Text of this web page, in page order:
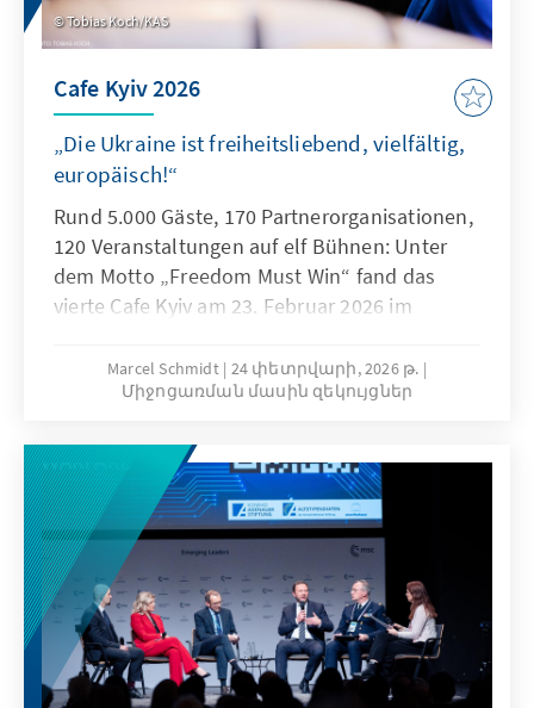
Tobias Koch/KAS
Cafe Kyiv 2026
„Die Ukraine ist freiheitsliebend, vielfältig,
europäisch!“
Rund 5.000 Gäste, 170 Partnerorganisationen,
120 Veranstaltungen auf elf Bühnen: Unter
dem Motto „Freedom Must Win“ fand das
vierte Cafe Kyiv am 23. Februar 2026 im
Diskutanten aus Politik, Wissenschaft,
Zivilgesellschaft und Wirtschaft füllten die
Ukraine-Veranstaltung Europas, um über eine
europäische und ukrainische Zukunft in
Freiheit, Würde und Demokratie zu beraten.
Ein Pop-Up Market, Filmvorführungen und
Ausstellungen taten ihr Übriges, die
ukrainische Kultur an diesem Tag nach Berlin
zu holen. Unter den zahlreichen Gästen
befanden sich unter anderem Bundeskanzler
Friedrich Merz, Bundesaußenminister Johann
Marcel Schmidt 24 փետրվարի, 2026 թ.
Միջոցառման մասին զեկույցներ